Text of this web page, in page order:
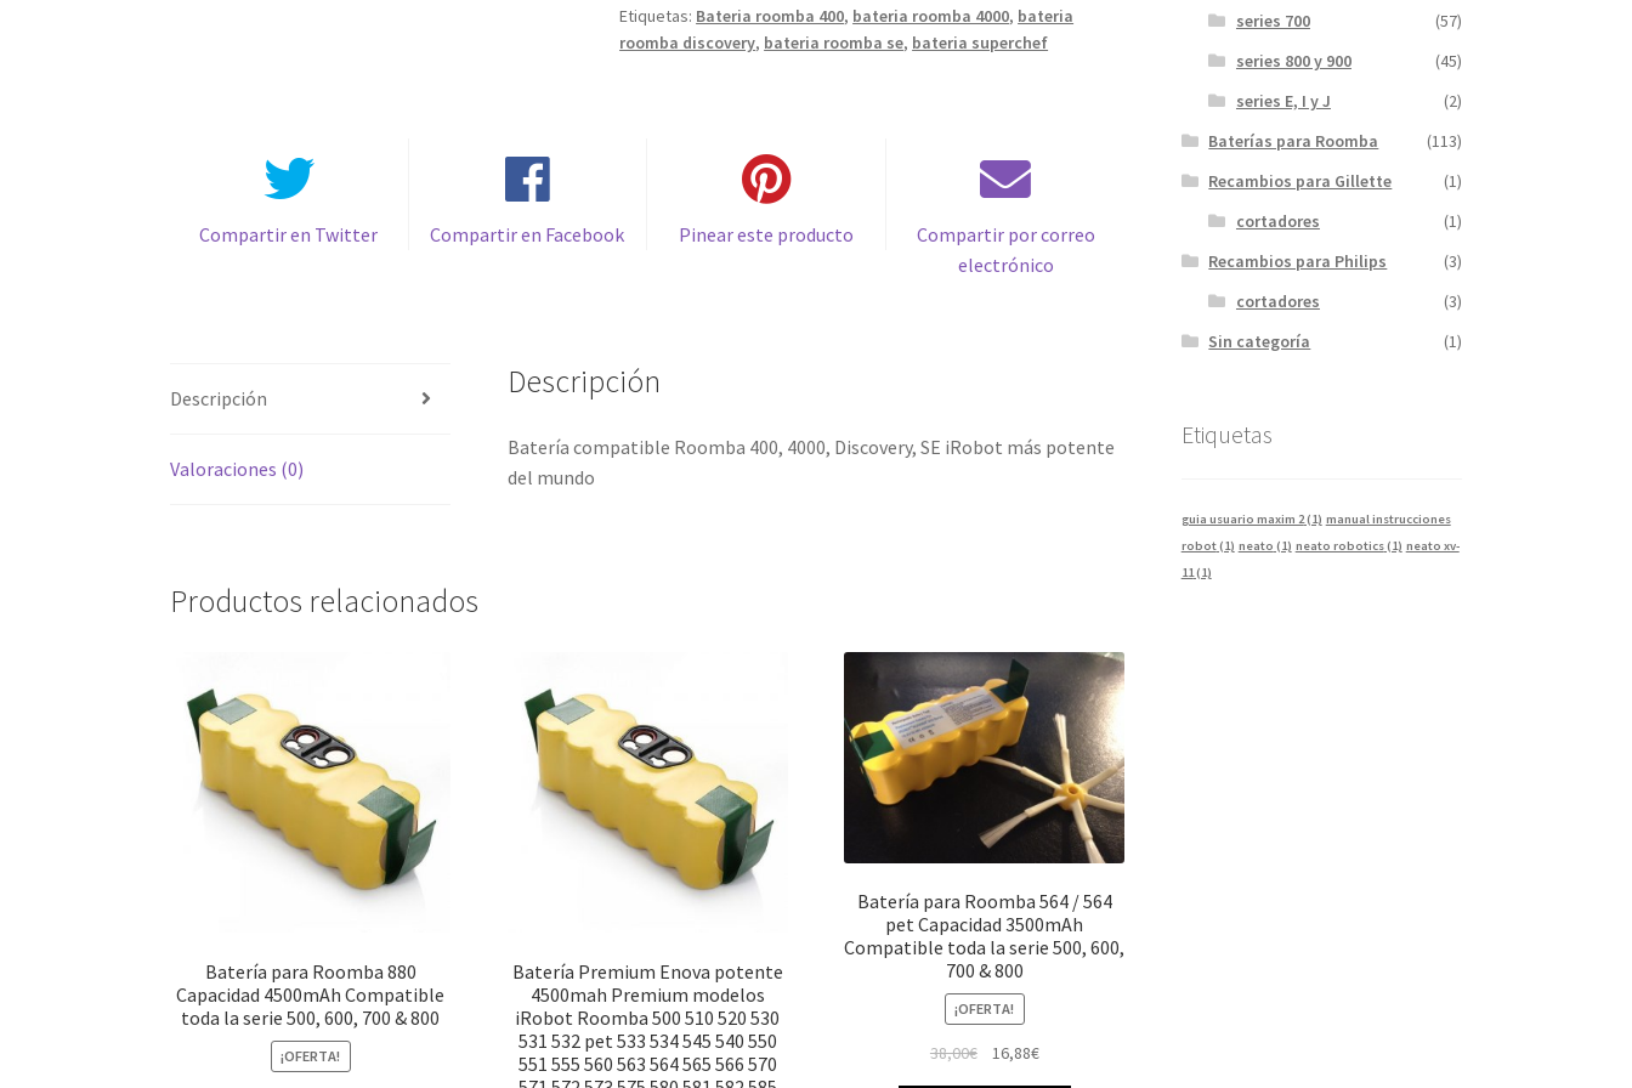
SE
iRobot
Etiquetas: Bateria roomba 400, bateria roomba 4000, bateria
roomba discovery, bateria roomba se, bateria superchef
Compartir en Twitter Compartir en Facebook Pinear este producto
Compartir por correo
electrónico
Descripción
Valoraciones (0)
Descripción
Batería compatible Roomba 400, 4000, Discovery, SE iRobot más potente
del mundo
Productos relacionados
Batería para Roomba 880
Capacidad 4500mAh Compatible
toda la serie 500, 600, 700 & 800
¡OFERTA!
Batería Premium Enova potente
4500mah Premium modelos
iRobot Roomba 500 510 520 530
531 532 pet 533 534 545 540 550
551 555 560 563 564 565 566 570
Batería para Roomba 564 / 564
pet Capacidad 3500mAh
Compatible toda la serie 500, 600,
700 & 800
¡OFERTA!
38,00€ 16,88€El
series 700
(57)
series 800 y 900
(45)
series E, I y J
(2)
Baterías para Roomba
(113)
Recambios para Gillette
(1)
cortadores
(1)
Recambios para Philips
(3)
cortadores
(3)
Sin categoría
(1)
Etiquetas
guia usuario maxim 2(1) manual instrucciones
robot(1) neato (1) neato robotics(1) neato xv-
11(1)